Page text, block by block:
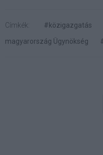
Címkék: #közigazgatás
magyarország Ügynökség